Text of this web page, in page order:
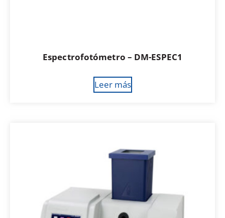
Espectrofotómetro – DM-ESPEC1
Leer más